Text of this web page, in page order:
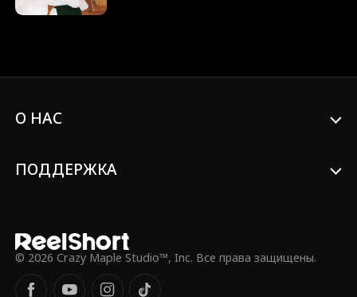
О НАС
ПОДДЕРЖКА
© 2026 Crazy Maple Studio™, Inc. Все права защищены.